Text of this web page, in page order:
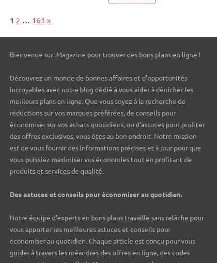
Page:
1 2 161 Next
»
Bienvenue sur: Magazine pour trouver des bons plans en ligne !
Découvrez un monde de bonnes affaires et d’opportunités
incroyables avec notre blog dédié à vous aider à dénicher les
meilleurs plans en ligne. Que vous soyez à la recherche de
réductions sur vos marques préférées, de conseils pour
économiser sur vos achats quotidiens, ou d’astuces pour profiter
des offres exclusives, vous êtes au bon endroit. Notre mission
est de vous fournir des informations précises et à jour pour que
vous puissiez maximiser vos économies tout en profitant de
produits et services de qualité.
Des astuces et conseils pour économiser au quotidien.
Notre équipe d’experts en bons plans travaille sans relâche pour
vous apporter les meilleures astuces et conseils pour
économiser au quotidien. Chaque article est conçu pour vous
guider à travers les méandres des offres en ligne, des codes